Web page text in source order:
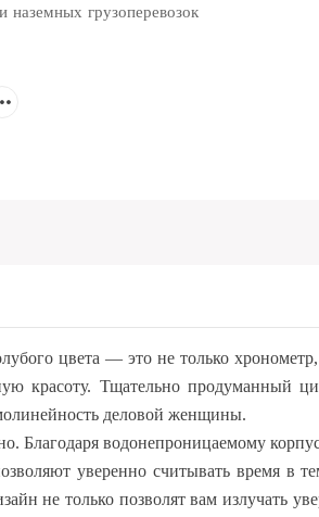
грузоперевозок
цвета — это не только
красоту. Тщательно продуманный
деловой женщины.
Благодаря водонепроницаемому
уверенно считывать время в
не только позволят вам излучать